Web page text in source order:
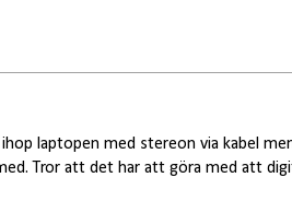
laptopen med stereon via kabel
Tror att det har att göra med att